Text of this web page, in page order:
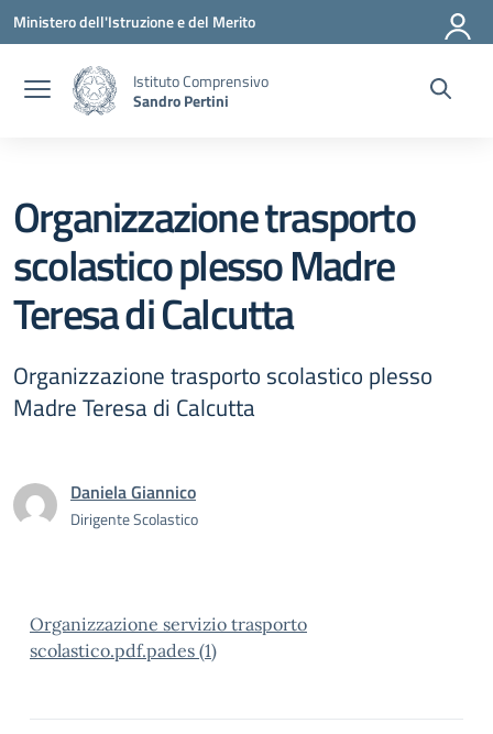
Vai ai contenuti
Vai al menu di navigazione
Vai al footer
Ministero dell'Istruzione e del Merito
Istituto Comprensivo
Sandro Pertini
Organizzazione trasporto
scolastico plesso Madre
Teresa di Calcutta
Organizzazione trasporto scolastico plesso
Madre Teresa di Calcutta
Daniela Giannico
Dirigente Scolastico
Organizzazione servizio trasporto
scolastico.pdf.pades (1)